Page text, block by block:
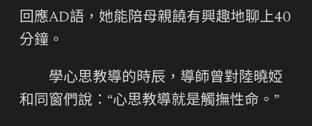
回應AD語，她能陪母親饒有興趣地聊上40
分鐘。
學心思教導的時辰，導師曾對陸曉婭
和同窗們說：“心思教導就是觸撫性命。”